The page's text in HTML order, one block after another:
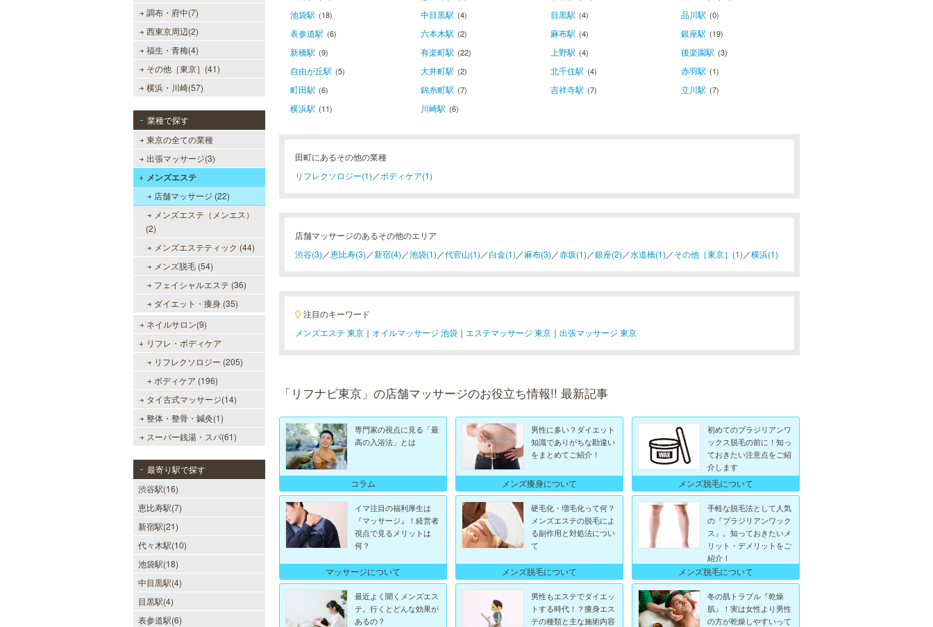
調布・府中(7)
西東京周辺(2)
福生・青梅(4)
その他［東京］(41)
横浜・川崎(57)
業種で探す
東京の全ての業種
出張マッサージ(3)
メンズエステ
店舗マッサージ (22)
メンズエステ（メンエス）
(2)
メンズエステティック (44)
メンズ脱毛 (54)
フェイシャルエステ (36)
ダイエット・痩身 (35)
ネイルサロン(9)
リフレ・ボディケア
リフレクソロジー (205)
ボディケア (196)
タイ古式マッサージ(14)
整体・整骨・鍼灸(1)
スーパー銭湯・スパ(61)
最寄り駅で探す
渋谷駅(16)
恵比寿駅(7)
新宿駅(21)
代々木駅(10)
池袋駅(18)
中目黒駅(4)
目黒駅(4)
表参道駅(6)
池袋駅 (18) 中目黒駅 (4) 目黒駅 (4) 品川駅 (0)
表参道駅 (6) 六本木駅 (2) 麻布駅 (4) 銀座駅 (19)
新橋駅 (9) 有楽町駅 (22) 上野駅 (4) 後楽園駅 (3)
自由が丘駅 (5) 大井町駅 (2) 北千住駅 (4) 赤羽駅 (1)
町田駅 (6) 錦糸町駅 (7) 吉祥寺駅 (7) 立川駅 (7)
横浜駅 (11) 川崎駅 (6)
田町にあるその他の業種
リフレクソロジー(1) ／ボディケア(1)
店舗マッサージのあるその他のエリア
渋谷(3) ／恵比寿(3) ／新宿(4) ／池袋(1) ／代官山(1) ／白金(1) ／麻布(3) ／赤坂(1) ／銀座(2) ／水道橋(1) ／その他［東京］(1) ／横浜(1)
注目のキーワード
メンズエステ 東京 ｜ オイルマッサージ 池袋 ｜ エステマッサージ 東京 ｜ 出張マッサージ 東京
「リフナビ東京」の店舗マッサージのお役立ち情報!! 最新記事
専門家の視点に見る「最
高の入浴法」とは
コラム
男性に多い？ダイエット
知識でありがちな勘違い
をまとめてご紹介！
メンズ痩身について
初めてのブラジリアンワ
ックス脱毛の前に！知っ
ておきたい注意点をご紹
介します
メンズ脱毛について
イマ注目の福利厚生は
『マッサージ』！経営者
視点で見るメリットは
何？
マッサージについて
硬毛化・増毛化って何？
メンズエステの脱毛によ
る副作用と対処法につい
て
メンズ脱毛について
手軽な脱毛法として人気
の『ブラジリアンワック
ス』。知っておきたいメ
リット・デメリットをご
紹介！
メンズ脱毛について
最近よく聞くメンズエス
テ。行くとどんな効果が
あるの？
男性もエステでダイエッ
トする時代！？痩身エス
テの種類と主な施術内容
冬の肌トラブル『乾燥
肌』！実は女性より男性
の方が乾燥しやすいって